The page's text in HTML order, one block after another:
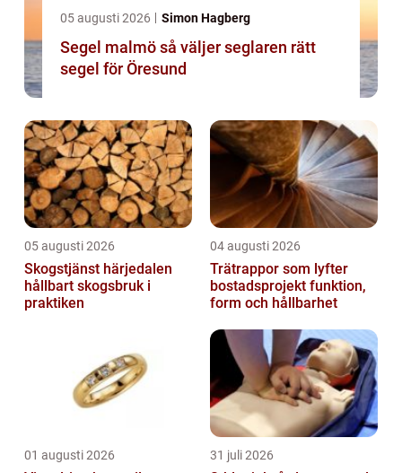
05 augusti 2026 Simon Hagberg
Segel malmö så väljer seglaren rätt
segel för Öresund
05 augusti 2026
Skogstjänst härjedalen
hållbart skogsbruk i
praktiken
04 augusti 2026
Trätrappor som lyfter
bostadsprojekt funktion,
form och hållbarhet
01 augusti 2026 31 juli 2026